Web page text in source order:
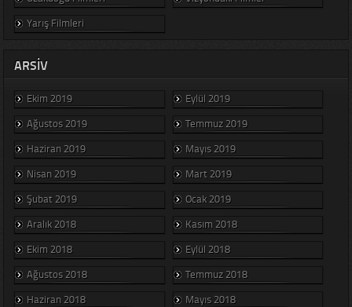
Yarış Filmleri
ARSIV
Ekim 2019
Eylül 2019
Ağustos 2019
Temmuz 2019
Haziran 2019
Mayıs 2019
Nisan 2019
Mart 2019
Şubat 2019
Ocak 2019
Aralık 2018
Kasım 2018
Ekim 2018
Eylül 2018
Ağustos 2018
Temmuz 2018
Haziran 2018
Mayıs 2018